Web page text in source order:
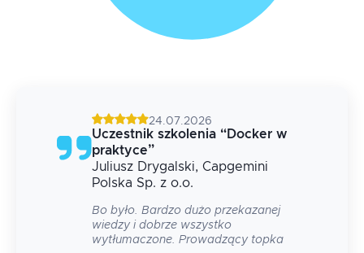
24.07.2026
Uczestnik szkolenia “Docker w
praktyce”
Juliusz Drygalski, Capgemini
Polska Sp. z o.o.
Bo było. Bardzo dużo przekazanej
wiedzy i dobrze wszystko
wytłumaczone. Prowadzący topka